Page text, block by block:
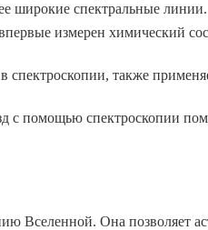
широкие спектральные линии.
измерен химический
также
с помощью спектроскопии
Вселенной. Она позволяет